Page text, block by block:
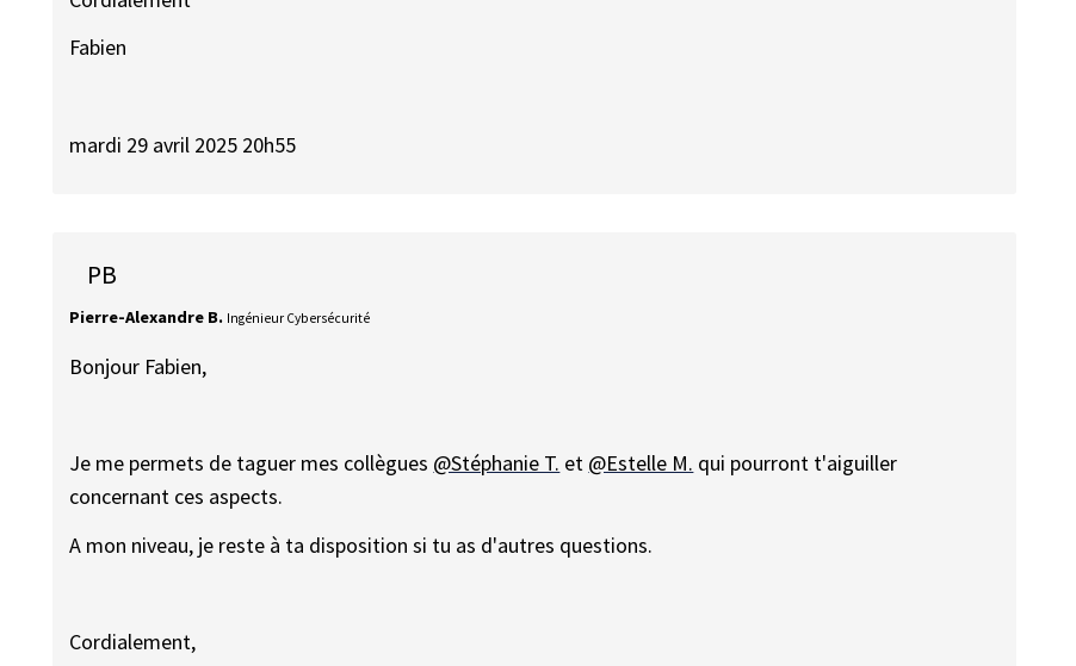
Fabien
mardi 29 avril 2025 20h55
PB
Pierre-Alexandre B. Ingénieur Cybersécurité
Bonjour Fabien,
Je me permets de taguer mes collègues @Stéphanie T. et @Estelle M. qui pourront t'aiguiller
concernant ces aspects.
A mon niveau, je reste à ta disposition si tu as d'autres questions.
Cordialement,